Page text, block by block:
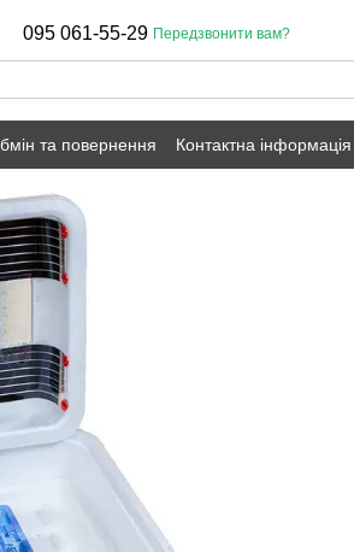
095 061-55-29 Передзвонити вам?
та повернення Контактна інформація